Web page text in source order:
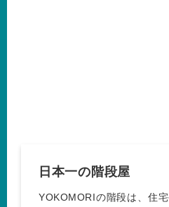
日本一の階段屋
YOKOMORIの階段は、住